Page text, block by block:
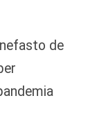
de